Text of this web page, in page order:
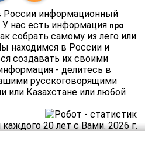
России информационный
У нас есть информация про
собрать самому из лего или
находимся в России и
создавать их своими
- делитесь в
русскоговорящими
или Казахстане или любой
20 лет с Вами. 2026 г.